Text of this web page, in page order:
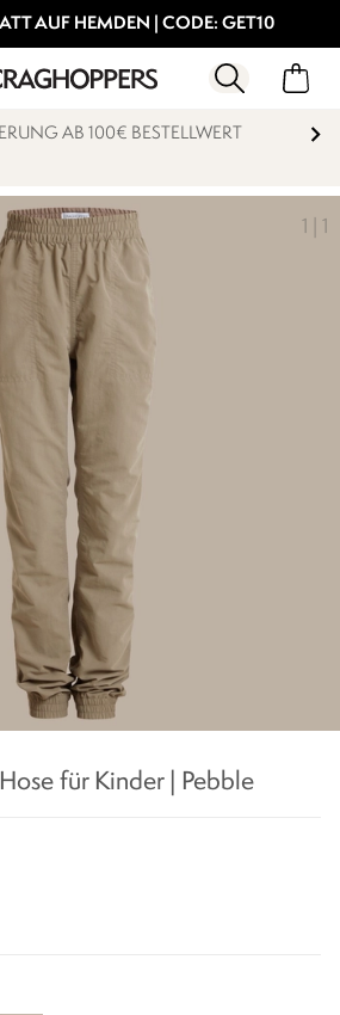
AUF HEMDEN | CODE: GET10
AB 100€ BESTELLWERT
1 1
für Kinder | Pebble